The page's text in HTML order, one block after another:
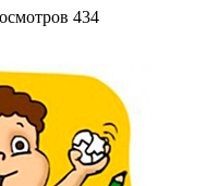
434